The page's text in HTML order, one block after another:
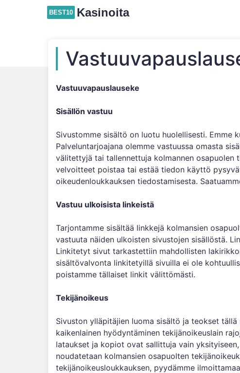
BEST10 Kasinoita
Vastuuvapauslauseke
Sisällön vastuu
Sivustomme sisältö on luotu huolellisesti.
Palveluntarjoajana olemme vastuussa omasta
välitettyjä tai tallennettuja kolmannen
velvoitteet poistaa tai estää tiedon käyttö
oikeudenloukkauksen tiedostamisesta.
Vastuu ulkoisista linkeistä
Tarjontamme sisältää linkkejä kolmansien
vastuuta näiden ulkoisten sivustojen sisällöstä.
Linkitetyt sivut tarkastettiin mahdollisten
sisältövalvonta linkitetyillä sivuilla ei ole
poistamme tällaiset linkit välittömästi.
Tekijänoikeus
Sivuston ylläpitäjien luoma sisältö ja teokset
kaikenlainen hyödyntäminen tekijänoikeuslain
lataukset ja kopiot ovat sallittuja vain
noudatetaan kolmansien osapuolten
tekijänoikeusloukkauksen, pyydämme